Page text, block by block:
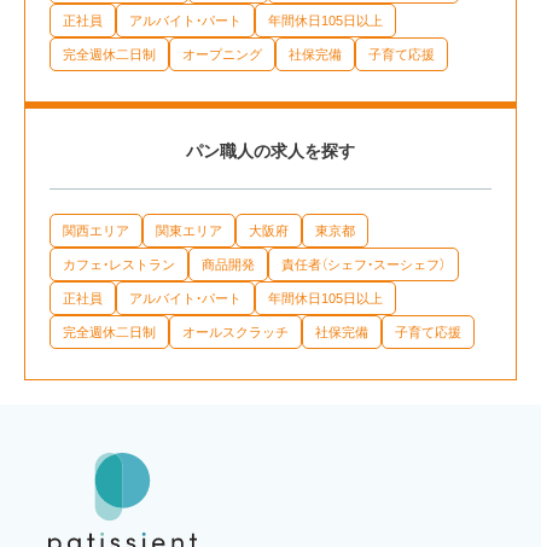
正社員 アルバイト・パート 年間休日105日以上
完全週休二日制 オープニング 社保完備 子育て応援
パン職人の求人を探す
関西エリア 関東エリア 大阪府 東京都
カフェ・レストラン 商品開発 責任者（シェフ・スーシェフ）
正社員 アルバイト・パート 年間休日105日以上
完全週休二日制 オールスクラッチ 社保完備 子育て応援